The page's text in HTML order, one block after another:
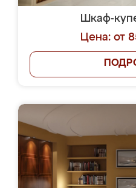
Шкаф-
Цена: от